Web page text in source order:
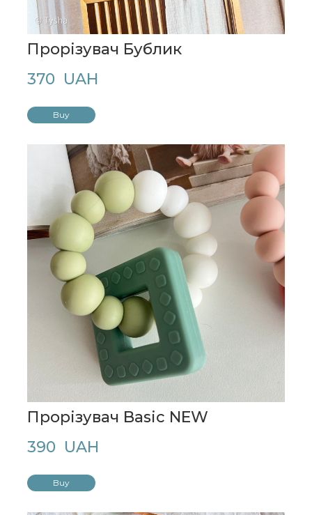
Прорізувач Бублик
370  UAH
Buy
Прорізувач Basic NEW
390  UAH
Buy